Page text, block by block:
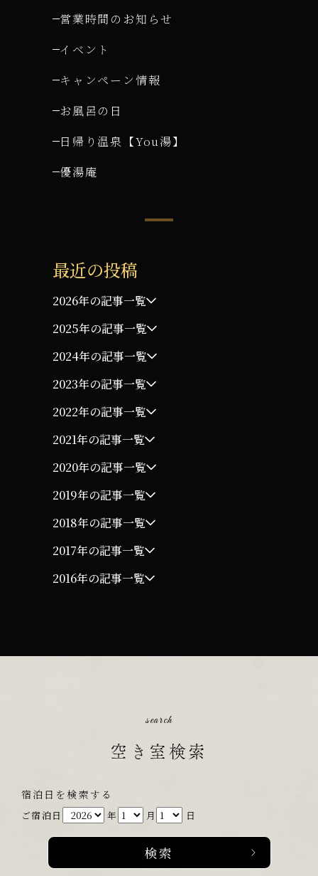
営業時間のお知らせ
イベント
キャンペーン情報
お風呂の日
日帰り温泉【You湯】
優湯庵
最近の投稿
2026年の記事一覧
2025年の記事一覧
2024年の記事一覧
2023年の記事一覧
2022年の記事一覧
2021年の記事一覧
2020年の記事一覧
2019年の記事一覧
2018年の記事一覧
2017年の記事一覧
2016年の記事一覧
search
空き室検索
宿泊日を検索する
ご宿泊日 年 月 日